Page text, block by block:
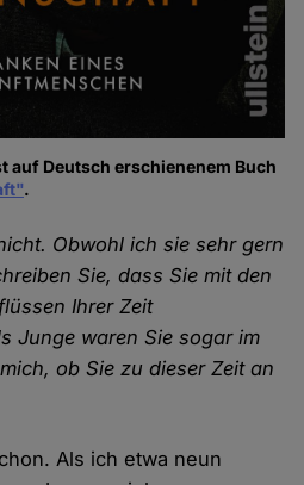
auf Deutsch erschienenem Buch
.
Obwohl ich sie sehr gern
Sie, dass Sie mit den
Ihrer Zeit
Junge waren Sie sogar im
ob Sie zu dieser Zeit an
Als ich etwa neun